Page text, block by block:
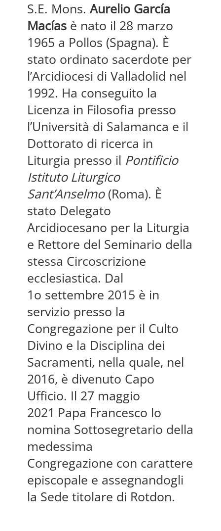
S.E. Mons. Aurelio García
Macías è nato il 28 marzo
1965 a Pollos (Spagna). È
stato ordinato sacerdote per
l’Arcidiocesi di Valladolid nel
1992. Ha conseguito la
Licenza in Filosofia presso
l’Università di Salamanca e il
Dottorato di ricerca in
Liturgia presso il Pontificio
Istituto Liturgico
Sant’Anselmo(Roma). È
stato Delegato
Arcidiocesano per la Liturgia
e Rettore del Seminario della
stessa Circoscrizione
ecclesiastica. Dal
1o settembre 2015 è in
servizio presso la
Congregazione per il Culto
Divino e la Disciplina dei
Sacramenti, nella quale, nel
2016, è divenuto Capo
Ufficio. Il 27 maggio
2021 Papa Francesco lo
nomina Sottosegretario della
medessima
Congregazione con carattere
episcopale e assegnandogli
la Sede titolare di Rotdon.